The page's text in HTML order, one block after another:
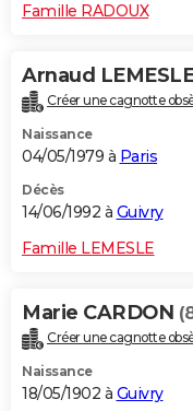
Famille RADOUX
Arnaud
Créer une cagnotte
Naissance
04/05/1979 à Paris
Décès
14/06/1992 à Guivry
Famille LEMESLE
Marie CARDON
Créer une cagnotte
Naissance
18/05/1902 à Guivry